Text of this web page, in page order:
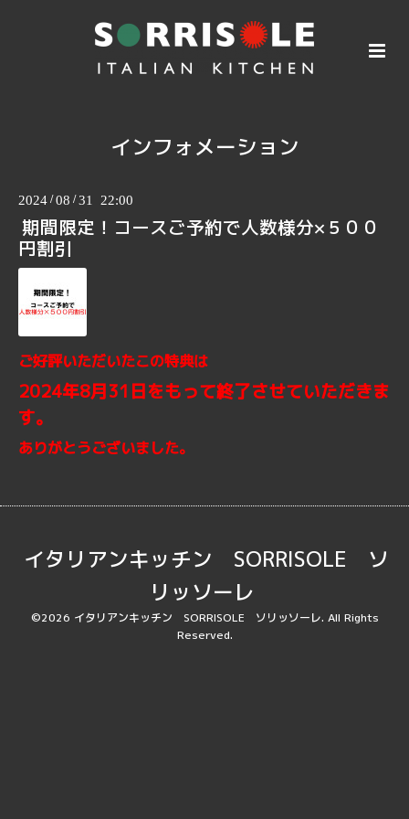
インフォメーション
2024 /08 /31 22:00
期間限定！コースご予約で人数様分×５００
円割引
ご好評いただいたこの特典は
2024年8月31日をもって終了させていただきま
す。
ありがとうございました。
イタリアンキッチン SORRISOLE ソ
リッソーレ
©2026 イタリアンキッチン SORRISOLE ソリッソーレ. All Rights
Reserved.